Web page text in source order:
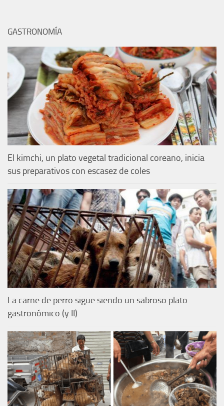
GASTRONOMÍA
El kimchi, un plato vegetal tradicional coreano, inicia
sus preparativos con escasez de coles
La carne de perro sigue siendo un sabroso plato
gastronómico (y II)